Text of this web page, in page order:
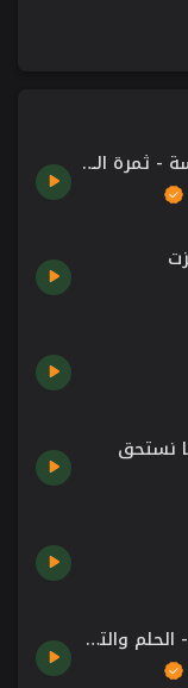
الموسم الأول - الحلقة السادسة - ثمرة الاصرار
الموسم الأول - الحلقة الثالثة - الحلم والتمني.